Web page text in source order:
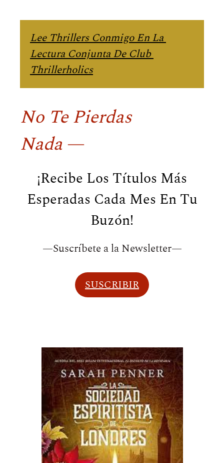
Lee Thrillers Conmigo En La
Lectura Conjunta De Club
Thrillerholics
No Te Pierdas
Nada—
¡Recibe Los Títulos Más
Esperadas Cada Mes En Tu
Buzón!
—Suscríbete a la Newsletter—
SUSCRIBIR